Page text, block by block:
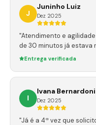
J
Juninho Luiz
Dez 2025
"Atendimento e
de 30 minutos já estava
Entrega verificada
I
Ivana Bernardoni
Dez 2025
"Já é a 4ª vez que